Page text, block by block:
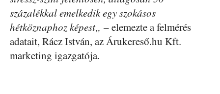
százalékkal emelkedik egy szokásos
hétköznaphoz képest„ –elemezte a felmérés
adatait, Rácz István, az Árukereső.hu Kft.
marketing igazgatója.